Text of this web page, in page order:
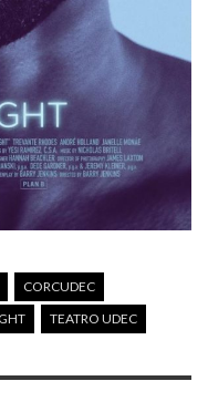
CORCUDEC
TEATRO UDEC